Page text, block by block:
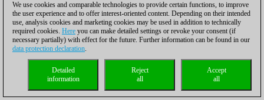
We use cookies and comparable technologies to provide certain functions, to improve
the user experience and to offer interest-oriented content. Depending on their intended
use, analysis cookies and marketing cookies may be used in addition to technically
required cookies. Here you can make detailed settings or revoke your consent (if
necessary partially) with effect for the future. Further information can be found in our
data protection declaration.
Accept
all
Reject
all
Detailed
information